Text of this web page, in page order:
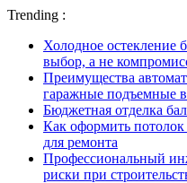
Trending :
Холодное остекление
выбор, а не
Преимущества
гаражные подъемные
Бюджетная отделка
Как оформить
для ремонта
Профессиональный
риски при